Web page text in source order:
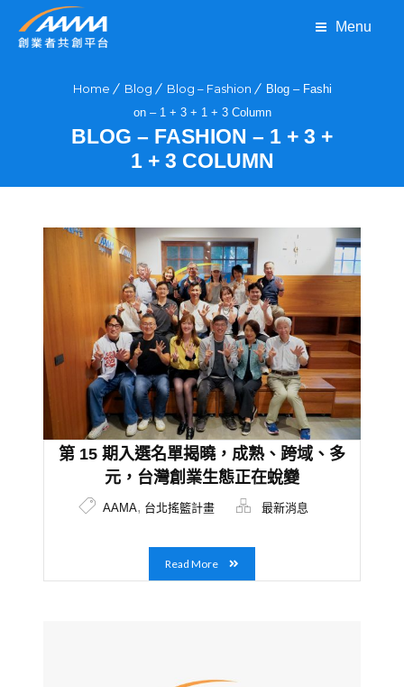
Menu
Home Blog Blog – Fashion
Blog – Fashi
on – 1 + 3 + 1 + 3 Column
BLOG – FASHION – 1 + 3 +
1 + 3 COLUMN
第 15 期入選名單揭曉，成熟、跨域、多
元，台灣創業生態正在蛻變
AAMA, 台北搖籃計畫 最新消息
Read More